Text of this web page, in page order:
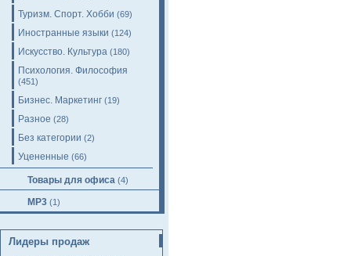
Туризм. Спорт. Хобби (69)
Иностранные языки (124)
Искусство. Культура (180)
Психология. Философия
(451)
Бизнес. Маркетинг (19)
Разное (28)
Без категории (2)
Уцененные (66)
Товары для офиса (4)
MP3 (1)
Лидеры продаж